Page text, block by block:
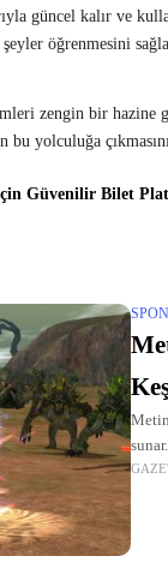
güncel kalır ve
öğrenmesini
zengin bir hazine
bu yolculuğa
Güvenilir Bilet